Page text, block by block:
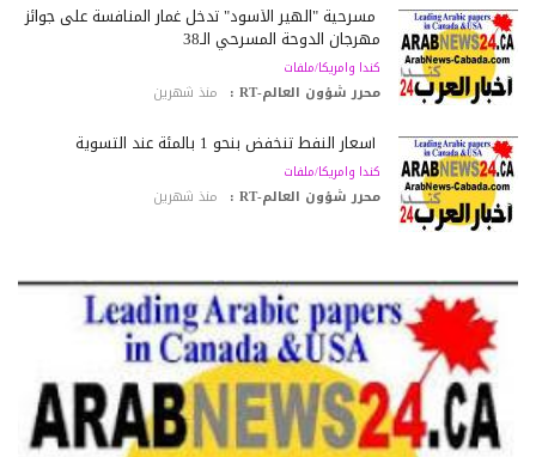
مسرحية "الهير الأسود" تدخل غمار المنافسة على جوائز
مهرجان الدوحة المسرحي الـ38
كندا وامريكا/ملفات
محرر شؤون العالم-RT : منذ شهرين
أسعار النفط تنخفض بنحو 1 بالمئة عند التسوية
كندا وامريكا/ملفات
محرر شؤون العالم-RT : منذ شهرين